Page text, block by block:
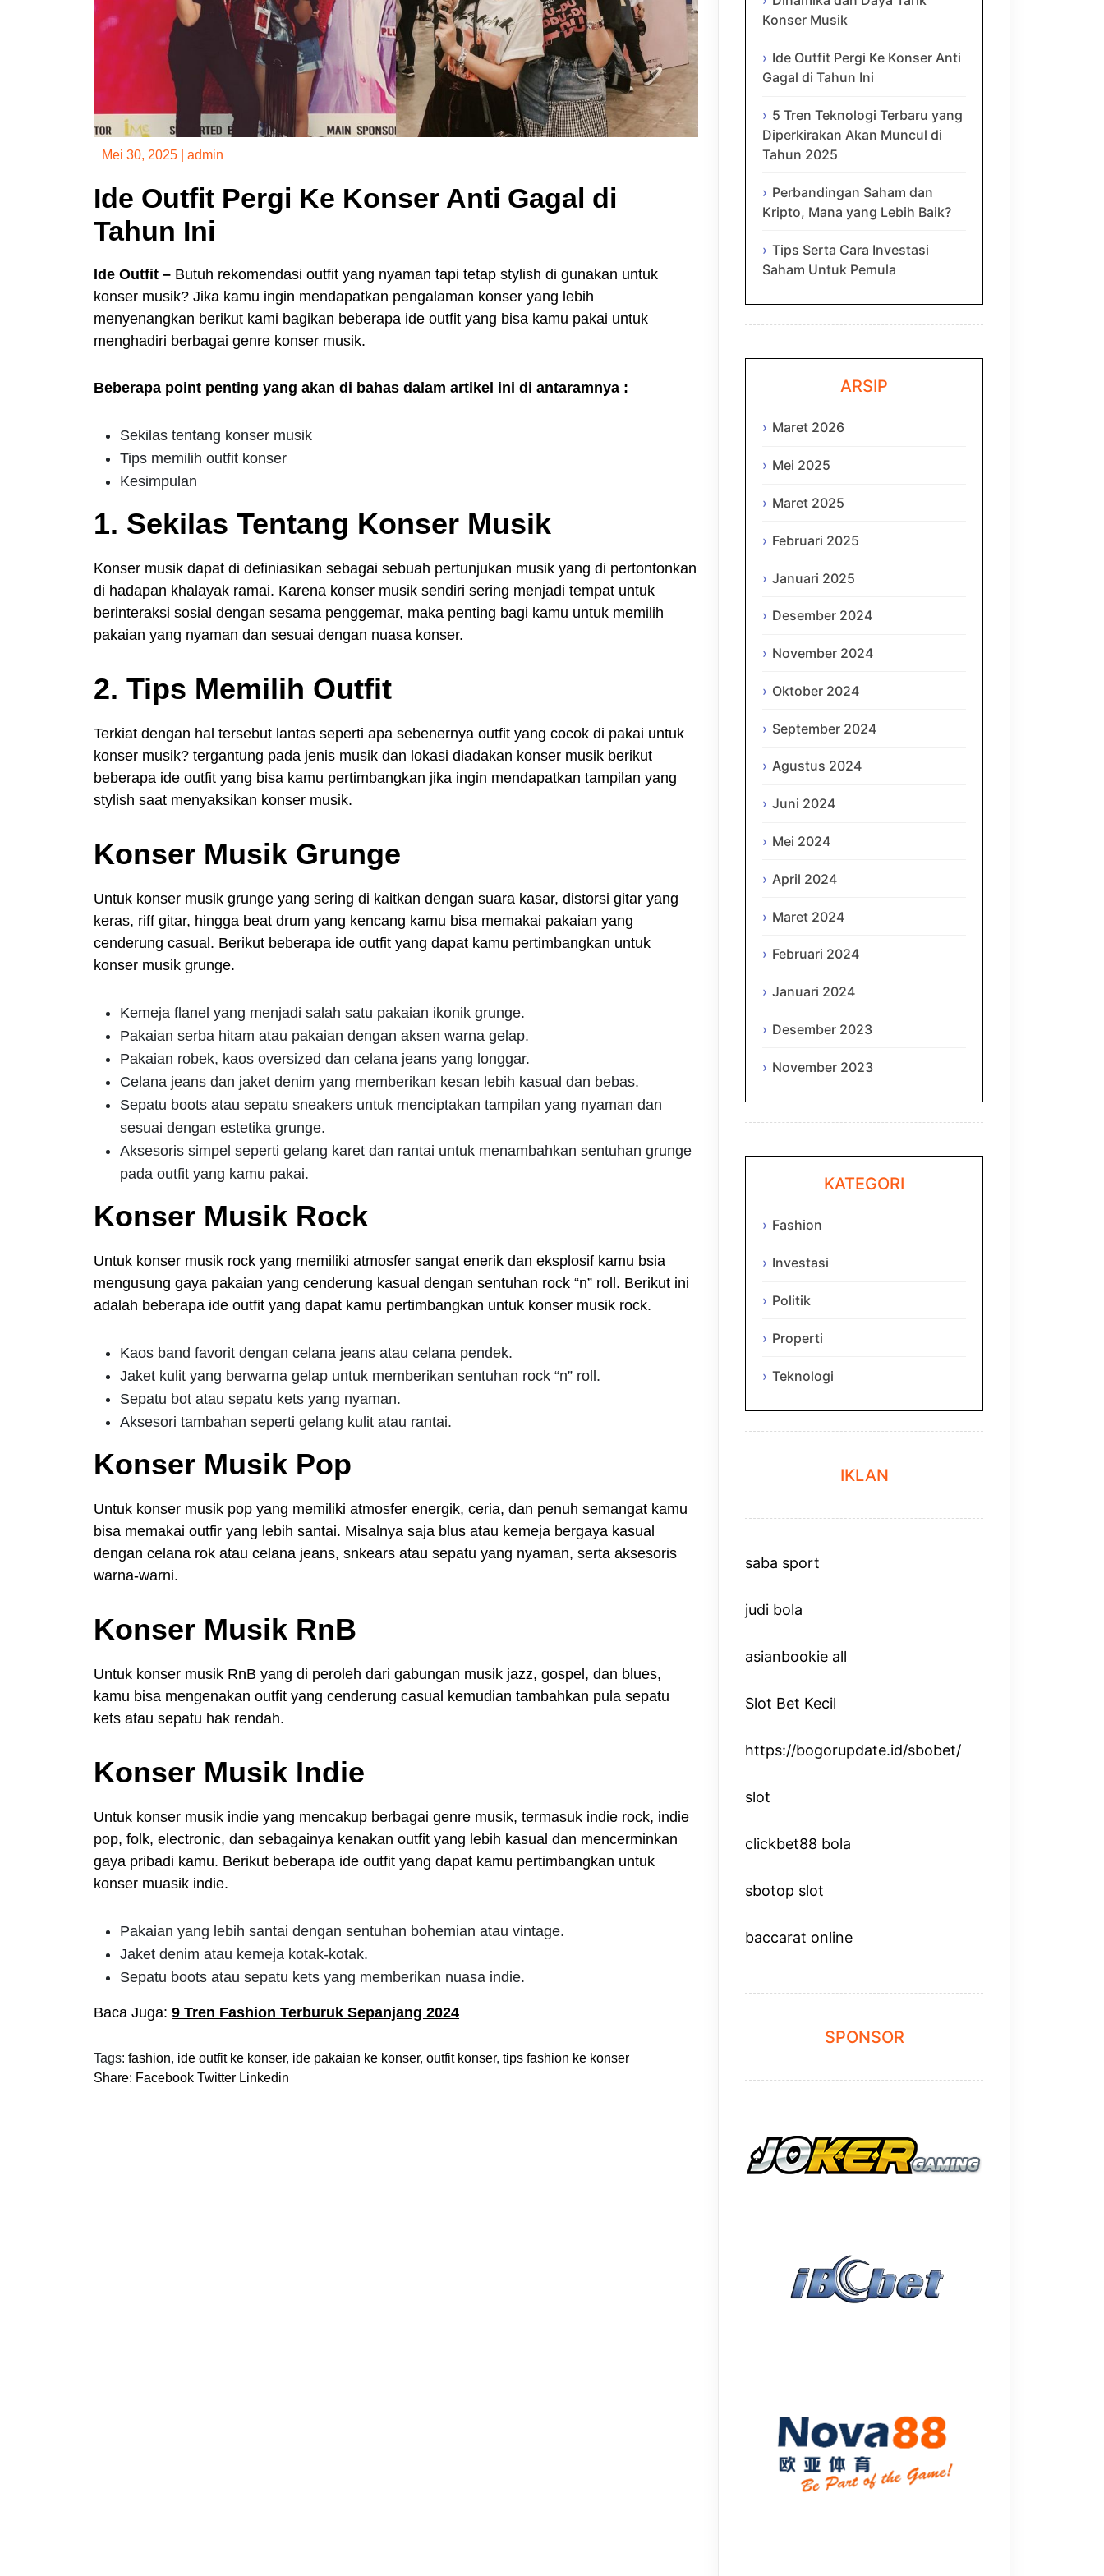
Mei 30, 2025 admin
Ide Outfit Pergi Ke Konser Anti Gagal di
Tahun Ini
Ide Outfit – Butuh rekomendasi outfit yang nyaman tapi tetap stylish di gunakan untuk
konser musik? Jika kamu ingin mendapatkan pengalaman konser yang lebih
menyenangkan berikut kami bagikan beberapa ide outfit yang bisa kamu pakai untuk
menghadiri berbagai genre konser musik.
Beberapa point penting yang akan di bahas dalam artikel ini di antaramnya :
Sekilas tentang konser musik
Tips memilih outfit konser
Kesimpulan
1. Sekilas Tentang Konser Musik
Konser musik dapat di definiasikan sebagai sebuah pertunjukan musik yang di pertontonkan
di hadapan khalayak ramai. Karena konser musik sendiri sering menjadi tempat untuk
berinteraksi sosial dengan sesama penggemar, maka penting bagi kamu untuk memilih
pakaian yang nyaman dan sesuai dengan nuasa konser.
2. Tips Memilih Outfit
Terkiat dengan hal tersebut lantas seperti apa sebenernya outfit yang cocok di pakai untuk
konser musik? tergantung pada jenis musik dan lokasi diadakan konser musik berikut
beberapa ide outfit yang bisa kamu pertimbangkan jika ingin mendapatkan tampilan yang
stylish saat menyaksikan konser musik.
Konser Musik Grunge
Untuk konser musik grunge yang sering di kaitkan dengan suara kasar, distorsi gitar yang
keras, riff gitar, hingga beat drum yang kencang kamu bisa memakai pakaian yang
cenderung casual. Berikut beberapa ide outfit yang dapat kamu pertimbangkan untuk
konser musik grunge.
Kemeja flanel yang menjadi salah satu pakaian ikonik grunge.
Pakaian serba hitam atau pakaian dengan aksen warna gelap.
Pakaian robek, kaos oversized dan celana jeans yang longgar.
Celana jeans dan jaket denim yang memberikan kesan lebih kasual dan bebas.
Sepatu boots atau sepatu sneakers untuk menciptakan tampilan yang nyaman dan
sesuai dengan estetika grunge.
Aksesoris simpel seperti gelang karet dan rantai untuk menambahkan sentuhan grunge
pada outfit yang kamu pakai.
Konser Musik Rock
Untuk konser musik rock yang memiliki atmosfer sangat enerik dan eksplosif kamu bsia
mengusung gaya pakaian yang cenderung kasual dengan sentuhan rock “n” roll. Berikut ini
adalah beberapa ide outfit yang dapat kamu pertimbangkan untuk konser musik rock.
Kaos band favorit dengan celana jeans atau celana pendek.
Jaket kulit yang berwarna gelap untuk memberikan sentuhan rock “n” roll.
Sepatu bot atau sepatu kets yang nyaman.
Aksesori tambahan seperti gelang kulit atau rantai.
Konser Musik Pop
Untuk konser musik pop yang memiliki atmosfer energik, ceria, dan penuh semangat kamu
bisa memakai outfir yang lebih santai. Misalnya saja blus atau kemeja bergaya kasual
dengan celana rok atau celana jeans, snkears atau sepatu yang nyaman, serta aksesoris
warna-warni.
Konser Musik RnB
Untuk konser musik RnB yang di peroleh dari gabungan musik jazz, gospel, dan blues,
kamu bisa mengenakan outfit yang cenderung casual kemudian tambahkan pula sepatu
kets atau sepatu hak rendah.
Konser Musik Indie
Untuk konser musik indie yang mencakup berbagai genre musik, termasuk indie rock, indie
pop, folk, electronic, dan sebagainya kenakan outfit yang lebih kasual dan mencerminkan
gaya pribadi kamu. Berikut beberapa ide outfit yang dapat kamu pertimbangkan untuk
konser muasik indie.
Pakaian yang lebih santai dengan sentuhan bohemian atau vintage.
Jaket denim atau kemeja kotak-kotak.
Sepatu boots atau sepatu kets yang memberikan nuasa indie.
Baca Juga: 9 Tren Fashion Terburuk Sepanjang 2024
Tags: fashion, ide outfit ke konser, ide pakaian ke konser, outfit konser, tips fashion ke konser
Share: Facebook Twitter Linkedin
Konser Musik
Ide Outfit Pergi Ke Konser Anti
Gagal di Tahun Ini
5 Tren Teknologi Terbaru yang
Diperkirakan Akan Muncul di
Tahun 2025
Perbandingan Saham dan
Kripto, Mana yang Lebih Baik?
Tips Serta Cara Investasi
Saham Untuk Pemula
ARSIP
Maret 2026
Mei 2025
Maret 2025
Februari 2025
Januari 2025
Desember 2024
November 2024
Oktober 2024
September 2024
Agustus 2024
Juni 2024
Mei 2024
April 2024
Maret 2024
Februari 2024
Januari 2024
Desember 2023
November 2023
KATEGORI
Fashion
Investasi
Politik
Properti
Teknologi
IKLAN
saba sport
judi bola
asianbookie all
Slot Bet Kecil
https://bogorupdate.id/sbobet/
slot
clickbet88 bola
sbotop slot
baccarat online
SPONSOR